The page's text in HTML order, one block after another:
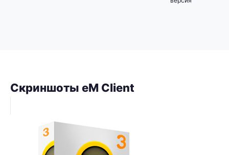
Скриншоты eM Client